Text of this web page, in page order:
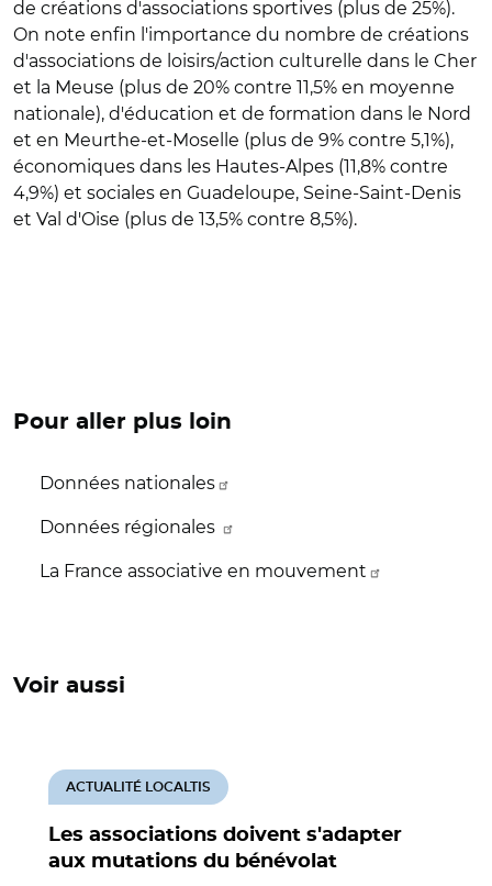
de créations d'associations sportives (plus de 25%).
On note enfin l'importance du nombre de créations
d'associations de loisirs/action culturelle dans le Cher
et la Meuse (plus de 20% contre 11,5% en moyenne
nationale), d'éducation et de formation dans le Nord
et en Meurthe-et-Moselle (plus de 9% contre 5,1%),
économiques dans les Hautes-Alpes (11,8% contre
4,9%) et sociales en Guadeloupe, Seine-Saint-Denis
et Val d'Oise (plus de 13,5% contre 8,5%).
Pour aller plus loin
Données nationales
Données régionales
La France associative en mouvement
Voir aussi
Les associations doivent s'adapter
aux mutations du bénévolat
ACTUALITÉ LOCALTIS